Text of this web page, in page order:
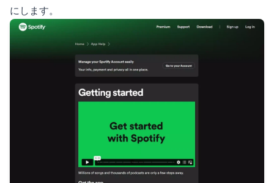
にします。